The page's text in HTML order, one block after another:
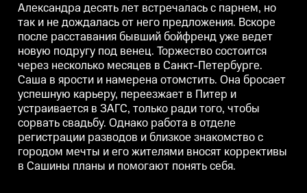
Она бросает успешную карьеру,
переезжает в Питер и
устраивается в ЗАГС, только
ради того, чтобы сорвать
свадьбу. Однако работа в
отделе регистрации разводов и
близкое знакомство с городом
мечты и его жителями вносят
коррективы в Сашины планы и
помогают понять себя.
Она бросает успешную карьеру,
переезжает в Питер и
устраивается в ЗАГС, только
ради того, чтобы сорвать
свадьбу. Однако работа в
отделе регистрации разводов и
близкое знакомство с городом
мечты и его жителями вносят
коррективы в Сашины планы и
помогают понять себя.
Александра десять лет встречалась с парнем, но
так и не дождалась от него предложения. Вскоре
после расставания бывший бойфренд уже ведет
новую подругу под венец. Торжество состоится
через несколько месяцев в Санкт-Петербурге.
Саша в ярости и намерена отомстить. Она бросает
успешную карьеру, переезжает в Питер и
устраивается в ЗАГС, только ради того, чтобы
сорвать свадьбу. Однако работа в отделе
регистрации разводов и близкое знакомство с
городом мечты и его жителями вносят коррективы
в Сашины планы и помогают понять себя.